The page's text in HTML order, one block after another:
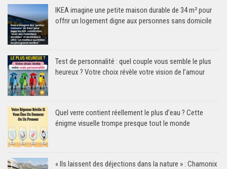
IKEA imagine une petite maison durable de 34 m² pour
offrir un logement digne aux personnes sans domicile
Test de personnalité : quel couple vous semble le plus
heureux ? Votre choix révèle votre vision de l’amour
Quel verre contient réellement le plus d’eau ? Cette
énigme visuelle trompe presque tout le monde
« Ils laissent des déjections dans la nature » : Chamonix